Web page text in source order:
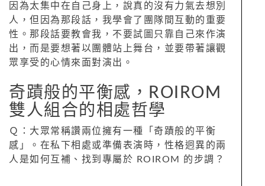
因為太集中在自己身上，說真的沒有力氣去想別
人，但因為那段話，我學會了團隊間互動的重要
性。那段話要教會我，不要試圖只靠自己來作演
出，而是要想著以團體站上舞台，並要帶著讓觀
眾享受的心情來面對演出。
奇蹟般的平衡感，ROIROM
雙人組合的相處哲學
Ｑ：大眾常稱讚兩位擁有一種「奇蹟般的平衡
感」。在私下相處或準備表演時，性格迥異的兩
人是如何互補、找到專屬於 ROIROM 的步調？